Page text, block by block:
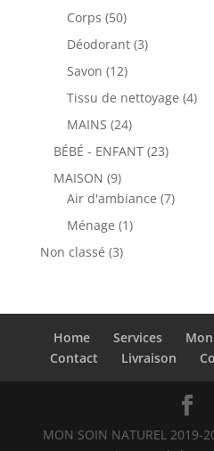
Corps 5050
produits
Déodorant 33
Savon 1212
produits
Tissu de nettoyage 44
MAINS 2424
produits
BÉBÉ - ENFANT 2323
MAISON 99
produits
Air d'ambiance 77
Ménage 11
Non classé 33
Home Services
Contact
Livraison
MON SOIN NATUREL 2019-